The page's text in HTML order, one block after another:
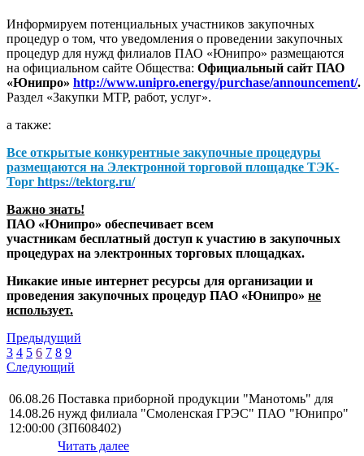
Информируем потенциальных участников закупочных
процедур о том, что уведомления о проведении закупочных
процедур для нужд филиалов ПАО «Юнипро» размещаются
на официальном сайте Общества: Официальный сайт ПАО
«Юнипро» http://www.unipro.energy/purchase/announcement/.
Раздел «Закупки МТР, работ, услуг».
а также:
Все открытые конкурентные закупочные процедуры
размещаются на Электронной торговой площадке ТЭК-
Торг https://tektorg.ru/
Важно знать!
ПАО «Юнипро» обеспечивает всем
участникам бесплатный доступ к участию в закупочных
процедурах на электронных торговых площадках.
Никакие иные интернет ресурсы для организации и
проведения закупочных процедур ПАО «Юнипро» не
использует.
Предыдущий
3 4 5 6 7 8 9
Следующий
06.08.26
14.08.26
12:00:00
Поставка приборной продукции "Манотомь" для
нужд филиала "Смоленская ГРЭС" ПАО "Юнипро"
(ЗП608402)
Читать далее